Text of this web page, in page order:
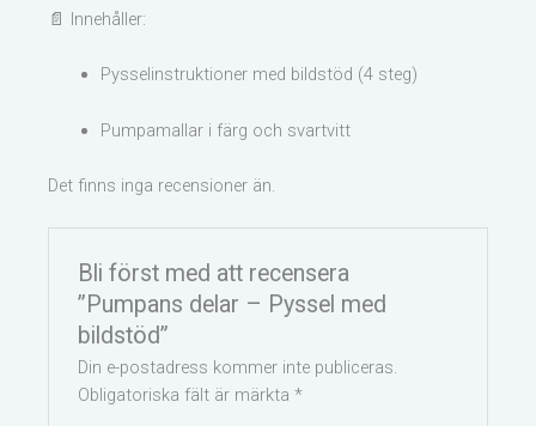
📄 Innehåller:
Pysselinstruktioner med bildstöd (4 steg)
Pumpamallar i färg och svartvitt
Det finns inga recensioner än.
Bli först med att recensera
”Pumpans delar – Pyssel med
bildstöd”
Din e-postadress kommer inte publiceras.
Obligatoriska fält är märkta*